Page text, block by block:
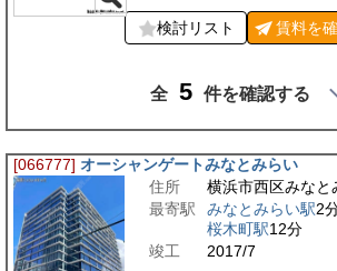
検討リスト 賃料を
全 5 件を確認する
[066777] オーシャンゲートみなとみらい
住所
横浜市西区みなと
最寄駅
みなとみらい駅2
桜木町駅12分
竣工
2017/7